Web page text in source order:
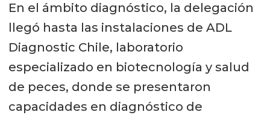
En el ámbito diagnóstico, la delegación
llegó hasta las instalaciones de ADL
Diagnostic Chile, laboratorio
especializado en biotecnología y salud
de peces, donde se presentaron
capacidades en diagnóstico de